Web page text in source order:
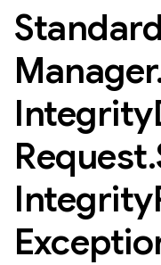
Standard
Manager
Integrity
Request.
Integrity